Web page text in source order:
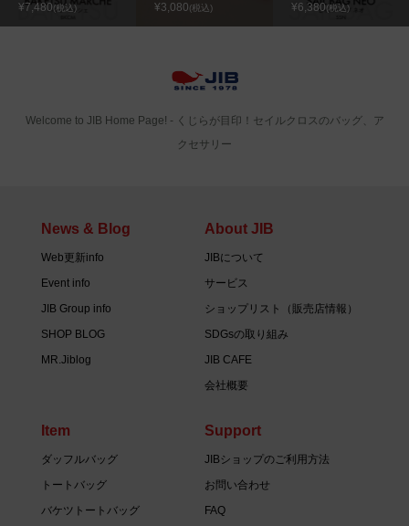
¥7,480(税込) ¥3,080(税込) ¥6,380(税込)
Welcome to JIB Home Page! ‐ くじらが目印！セイルクロスのバッグ、ア
クセサリー
News & Blog
Web更新info
Event info
JIB Group info
SHOP BLOG
MR.Jiblog
About JIB
JIBについて
サービス
ショップリスト（販売店情報）
SDGsの取り組み
JIB CAFE
会社概要
Item
ダッフルバッグ
トートバッグ
バケツトートバッグ
Support
JIBショップのご利用方法
お問い合わせ
FAQ